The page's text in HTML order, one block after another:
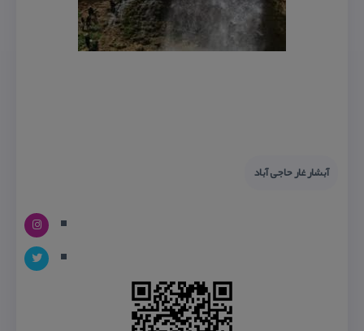
آبشار غار حاجی آباد